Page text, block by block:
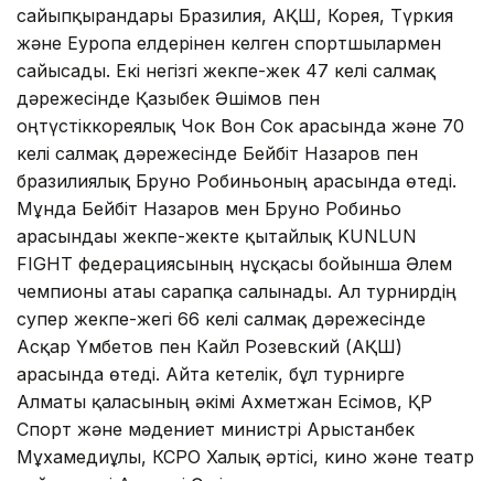
сайыпқырандары Бразилия, АҚШ, Корея, Түркия
және Еуропа елдерінен келген спортшылармен
сайысады. Екі негізгі жекпе-жек 47 келі салмақ
дәрежесінде Қазыбек Әшімов пен
оңтүстіккореялық Чок Вон Сок арасында және 70
келі салмақ дәрежесінде Бейбіт Назаров пен
бразилиялық Бруно Робиньоның арасында өтеді.
Мұнда Бейбіт Назаров мен Бруно Робиньо
арасындағы жекпе-жекте қытайлық KUNLUN
FIGHT федерациясының нұсқасы бойынша Әлем
чемпионы атағы сарапқа салынады. Ал турнирдің
супер жекпе-жегі 66 келі салмақ дәрежесінде
Асқар Үмбетов пен Кайл Розевский (АҚШ)
арасында өтеді. Айта кетелік, бұл турнирге
Алматы қаласының әкімі Ахметжан Есімов, ҚР
Спорт және мәдениет министрі Арыстанбек
Мұхамедиұлы, КСРО Халық әртісі, кино және театр